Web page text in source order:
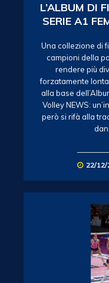
L’ALBUM DI
SERIE A1
Una collezione di
campioni della
rendere più
forzatamente
alla base
Volley NEWS:
però si rifà alla
22/12/